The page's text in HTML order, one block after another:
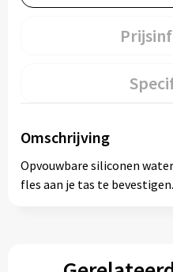
Omschrijving
Opvouwbare siliconen
fles aan je tas te